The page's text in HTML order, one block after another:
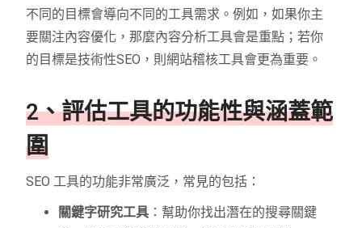
不同的目標會導向不同的工具需求。例如，如果你主
要關注內容優化，那麼內容分析工具會是重點；若你
的目標是技術性SEO，則網站稽核工具會更為重要。
2、評估工具的功能性與涵蓋範
圍
SEO 工具的功能非常廣泛，常見的包括：
關鍵字研究工具 ：幫助你找出潛在的搜尋關鍵